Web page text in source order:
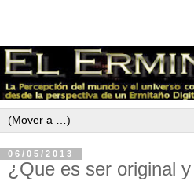
06/05/2013
¿Que es ser original